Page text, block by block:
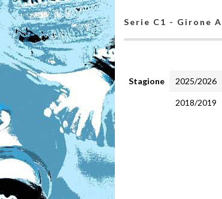
Serie C1 - Girone A
Stagione 2025/2026
2018/2019